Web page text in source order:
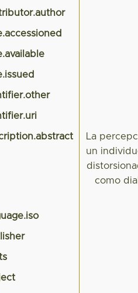
La
un
como